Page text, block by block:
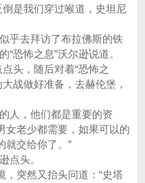
倒是我们穿过喉道，史坦尼
去拜访了布拉佛斯的铁
“恐怖之息”沃尔逊说道。
，随后对着“恐怖之
战做好准备，去赫伦堡，
，他们都是重要的资
女老少都需要，如果可以的
就交给你了。”
点头。
突然又抬头问道：“史塔